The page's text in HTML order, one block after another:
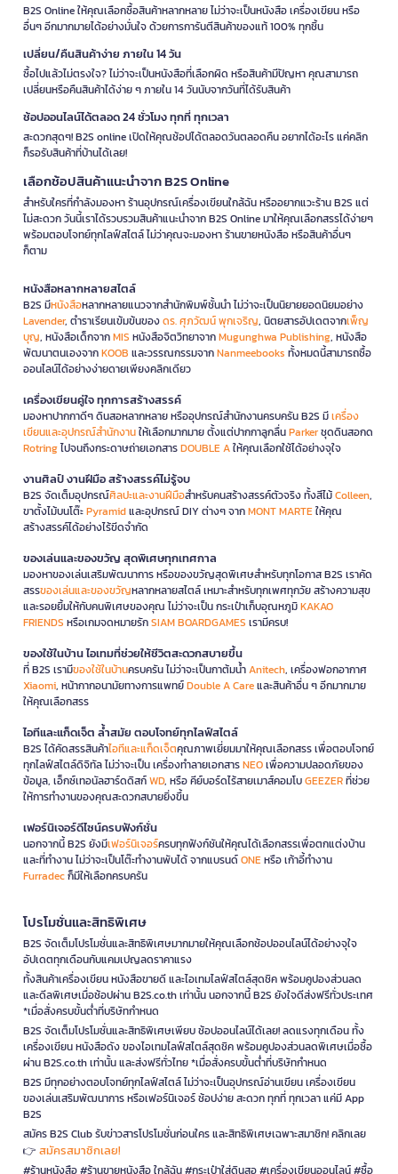
B2S Online ให้คุณเลือกซื้อสินค้าหลากหลาย ไม่ว่าจะเป็นหนังสือ เครื่องเขียน หรือ
อื่นๆ อีกมากมายได้อย่างมั่นใจ ด้วยการการันตีสินค้าของแท้ 100% ทุกชิ้น
เปลี่ยน/คืนสินค้าง่าย ภายใน 14 วัน
ซื้อไปแล้วไม่ตรงใจ? ไม่ว่าจะเป็นหนังสือที่เลือกผิด หรือสินค้ามีปัญหา คุณสามารถ
เปลี่ยนหรือคืนสินค้าได้ง่าย ๆ ภายใน 14 วันนับจากวันที่ได้รับสินค้า
ช้อปออนไลน์ได้ตลอด 24 ชั่วโมง ทุกที่ ทุกเวลา
สะดวกสุดๆ! B2S online เปิดให้คุณช้อปได้ตลอดวันตลอดคืน อยากได้อะไร แค่คลิก
ก็รอรับสินค้าที่บ้านได้เลย!
เลือกช้อปสินค้าแนะนำจาก B2S Online
สำหรับใครที่กำลังมองหา ร้านอุปกรณ์เครื่องเขียนใกล้ฉัน หรืออยากแวะร้าน B2S แต่
ไม่สะดวก วันนี้เราได้รวบรวมสินค้าแนะนำจาก B2S Online มาให้คุณเลือกสรรได้ง่ายๆ
พร้อมตอบโจทย์ทุกไลฟ์สไตล์ ไม่ว่าคุณจะมองหา ร้านขายหนังสือ หรือสินค้าอื่นๆ
ก็ตาม
หนังสือหลากหลายสไตล์
B2S มีหนังสือหลากหลายแนวจากสำนักพิมพ์ชั้นนำ ไม่ว่าจะเป็นนิยายยอดนิยมอย่าง
Lavender, ตำราเรียนเข้มข้นของดร. ศุภวัฒน์ พุกเจริญ, นิตยสารอัปเดตจากเพ็ญ
บุญ, หนังสือเด็กจากMIS หนังสือจิตวิทยาจากMugunghwa Publishing, หนังสือ
พัฒนาตนเองจากKOOB และวรรณกรรมจากNanmeebooks ทั้งหมดนี้สามารถซื้อ
ออนไลน์ได้อย่างง่ายดายเพียงคลิกเดียว
เครื่องเขียนคู่ใจ ทุกการสร้างสรรค์
มองหาปากกาดีๆ ดินสอหลากหลาย หรืออุปกรณ์สำนักงานครบครัน B2S มีเครื่อง
เขียนและอุปกรณ์สำนักงานให้เลือกมากมาย ตั้งแต่ปากกาลูกลื่นParkerชุดดินสอกด
Rotringไปจนถึงกระดาษถ่ายเอกสารDOUBLE Aให้คุณเลือกใช้ได้อย่างจุใจ
งานศิลป์ งานฝีมือ สร้างสรรค์ไม่รู้จบ
B2S จัดเต็มอุปกรณ์ศิลปะและงานฝีมือสำหรับคนสร้างสรรค์ตัวจริง ทั้งสีไม้Colleen,
ขาตั้งไม้บนโต๊ะPyramidและอุปกรณ์ DIY ต่างๆ จากMONT MARTEให้คุณ
สร้างสรรค์ได้อย่างไร้ขีดจำกัด
ของเล่นและของขวัญ สุดพิเศษทุกเทศกาล
มองหาของเล่นเสริมพัฒนาการ หรือของขวัญสุดพิเศษสำหรับทุกโอกาส B2S เราคัด
สรรของเล่นและของขวัญหลากหลายสไตล์ เหมาะสำหรับทุกเพศทุกวัย สร้างความสุข
และรอยยิ้มให้กับคนพิเศษของคุณ ไม่ว่าจะเป็น กระเป๋าเก็บอุณหภูมิKAKAO
FRIENDS หรือเกมจดหมายรักSIAM BOARDGAMES เรามีครบ!
ของใช้ในบ้าน ไอเทมที่ช่วยให้ชีวิตสะดวกสบายขึ้น
ที่ B2S เรามีของใช้ในบ้านครบครัน ไม่ว่าจะเป็นกาต้มน้ำAnitech, เครื่องฟอกอากาศ
Xiaomi, หน้ากากอนามัยทางการแพทย์Double A Careและสินค้าอื่น ๆ อีกมากมาย
ให้คุณเลือกสรร
ไอทีและแก็ดเจ็ต ล้ำสมัย ตอบโจทย์ทุกไลฟ์สไตล์
B2S ได้คัดสรรสินค้าไอทีและแก็ดเจ็ตคุณภาพเยี่ยมมาให้คุณเลือกสรร เพื่อตอบโจทย์
ทุกไลฟ์สไตล์ดิจิทัล ไม่ว่าจะเป็น เครื่องทำลายเอกสารNEOเพื่อความปลอดภัยของ
ข้อมูล, เอ็กซ์เทอนัลฮาร์ดดิสก์WD, หรือ คีย์บอร์ดไร้สายเมาส์คอมโบGEEZERที่ช่วย
ให้การทำงานของคุณสะดวกสบายยิ่งขึ้น
เฟอร์นิเจอร์ดีไซน์ครบฟังก์ชั่น
นอกจากนี้ B2S ยังมีเฟอร์นิเจอร์ครบทุกฟังก์ชันให้คุณได้เลือกสรรเพื่อตกแต่งบ้าน
และที่ทำงาน ไม่ว่าจะเป็นโต๊ะทำงานพับได้ จากแบรนด์ONEหรือ เก้าอี้ทำงาน
Furradecก็มีให้เลือกครบครัน
โปรโมชั่นและสิทธิพิเศษ
B2S จัดเต็มโปรโมชั่นและสิทธิพิเศษมากมายให้คุณเลือกช้อปออนไลน์ได้อย่างจุใจ
อัปเดตทุกเดือนกับแคมเปญลดราคาแรง
ทั้งสินค้าเครื่องเขียน หนังสือขายดี และไอเทมไลฟ์สไตล์สุดชิค พร้อมคูปองส่วนลด
และดีลพิเศษเมื่อช้อปผ่าน B2S.co.th เท่านั้น นอกจากนี้ B2S ยังใจดีส่งฟรีทั่วประเทศ
*เมื่อสั่งครบขั้นต่ำที่บริษัทกำหนด
B2S จัดเต็มโปรโมชั่นและสิทธิพิเศษเพียบ ช้อปออนไลน์ได้เลย! ลดแรงทุกเดือน ทั้ง
เครื่องเขียน หนังสือดัง ของไอเทมไลฟ์สไตล์สุดชิค พร้อมคูปองส่วนลดพิเศษเมื่อซื้อ
ผ่าน B2S.co.th เท่านั้น และส่งฟรีทั่วไทย *เมื่อสั่งครบขั้นต่ำที่บริษัทกำหนด
B2S มีทุกอย่างตอบโจทย์ทุกไลฟ์สไตล์ ไม่ว่าจะเป็นอุปกรณ์อ่านเขียน เครื่องเขียน
ของเล่นเสริมพัฒนาการ หรือเฟอร์นิเจอร์ ช้อปง่าย สะดวก ทุกที่ ทุกเวลา แค่มี App
B2S
สมัคร B2S Club รับข่าวสารโปรโมชั่นก่อนใคร และสิทธิพิเศษเฉพาะสมาชิก! คลิกเลย
👉 สมัครสมาชิกเลย!
#ร้านหนังสือ #ร้านขายหนังสือ ใกล้ฉัน #กระเป๋าใส่ดินสอ #เครื่องเขียนออนไลน์ #ซื้อ